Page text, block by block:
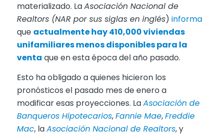
materializado. LaAsociación Nacional de
Realtors (NAR por sus siglas en inglés) informa
que actualmente hay 410,000 viviendas
unifamiliares menos disponibles para la
venta que en esta época del año pasado.
Esto ha obligado a quienes hicieron los
pronósticos el pasado mes de enero a
modificar esas proyecciones. LaAsociación de
Banqueros Hipotecarios,Fannie Mae,Freddie
Mac, laAsociación Nacional de Realtors, y